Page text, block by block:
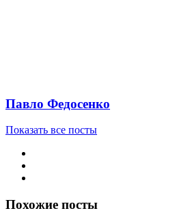
Павло Федосенко
Показать все посты
Похожие посты